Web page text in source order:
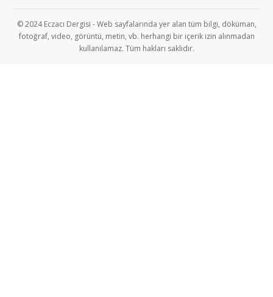
© 2024 Eczacı Dergisi - Web sayfalarında yer alan tüm bilgi, döküman,
fotoğraf, video, görüntü, metin, vb. herhangi bir içerik izin alınmadan
kullanılamaz. Tüm hakları saklıdır.